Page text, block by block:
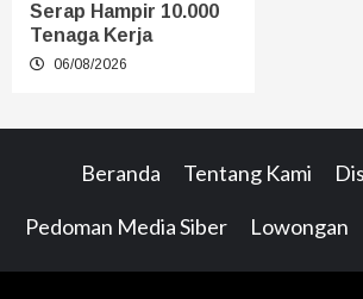
Serap Hampir 10.000
Tenaga Kerja
06/08/2026
Beranda Tentang Kami
Pedoman Media Siber Lowongan